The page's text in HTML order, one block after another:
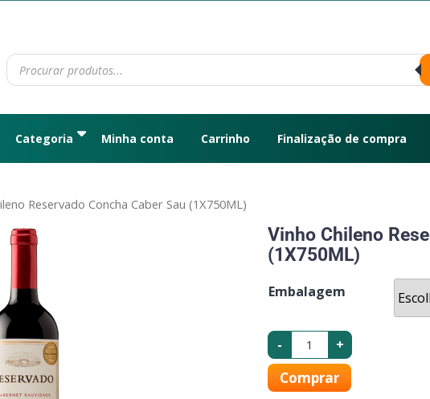
Categoria Minha conta Carrinho Finalização de compra
Reservado Concha Caber Sau (1X750ML)
Vinho Chileno
(1X750ML)
Embalagem
- +
Comprar